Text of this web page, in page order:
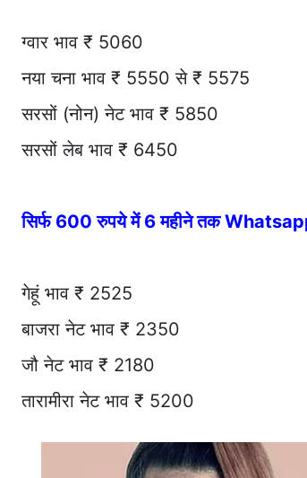
ग्वार भाव ₹ 5060
नया चना भाव ₹ 5550 से ₹ 5575
सरसों (नोन) नेट भाव ₹ 5850
सरसों लेब भाव ₹ 6450
सिर्फ 600 रुपये में 6 महीने तक
गेहूं भाव ₹ 2525
बाजरा नेट भाव ₹ 2350
जौ नेट भाव ₹ 2180
तारामीरा नेट भाव ₹ 5200